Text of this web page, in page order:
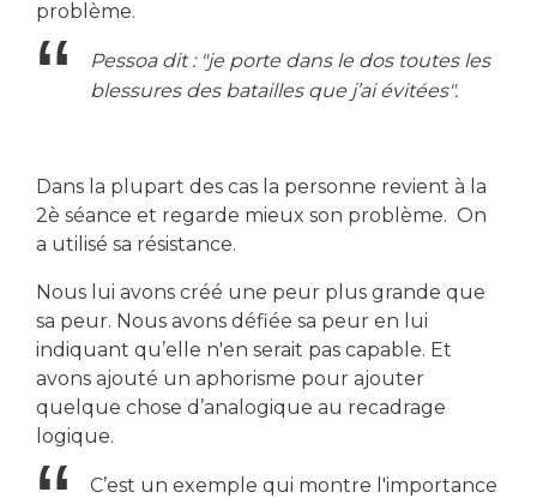
problème.
Pessoa dit : "je porte dans le dos toutes les
blessures des batailles que j’ai évitées".
Dans la plupart des cas la personne revient à la
2è séance et regarde mieux son problème. On
a utilisé sa résistance.
Nous lui avons créé une peur plus grande que
sa peur. Nous avons défiée sa peur en lui
indiquant qu’elle n'en serait pas capable. Et
avons ajouté un aphorisme pour ajouter
quelque chose d’analogique au recadrage
logique.
C’est un exemple qui montre l'importance